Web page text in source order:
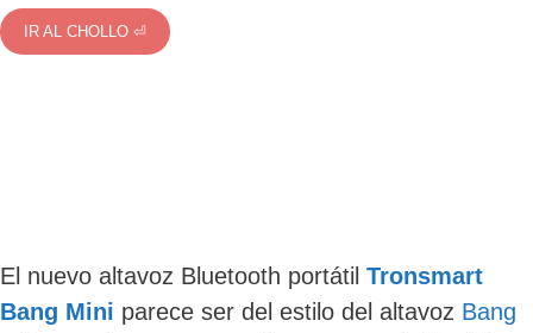
IR AL CHOLLO ⏎
El nuevo altavoz Bluetooth portátil Tronsmart
Bang Mini parece ser del estilo del altavoz Bang